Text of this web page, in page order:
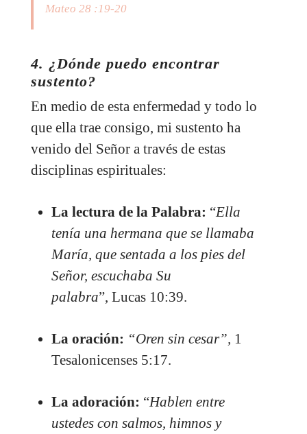
Mateo 28 :19-20
4. ¿Dónde puedo encontrar
sustento?
En medio de esta enfermedad y todo lo
que ella trae consigo, mi sustento ha
venido del Señor a través de estas
disciplinas espirituales:
La lectura de la Palabra: “Ella
tenía una hermana que se llamaba
María, que sentada a los pies del
Señor, escuchaba Su
palabra”, Lucas 10:39.
La oración: “Oren sin cesar”, 1
Tesalonicenses 5:17.
La adoración: “Hablen entre
ustedes con salmos, himnos y